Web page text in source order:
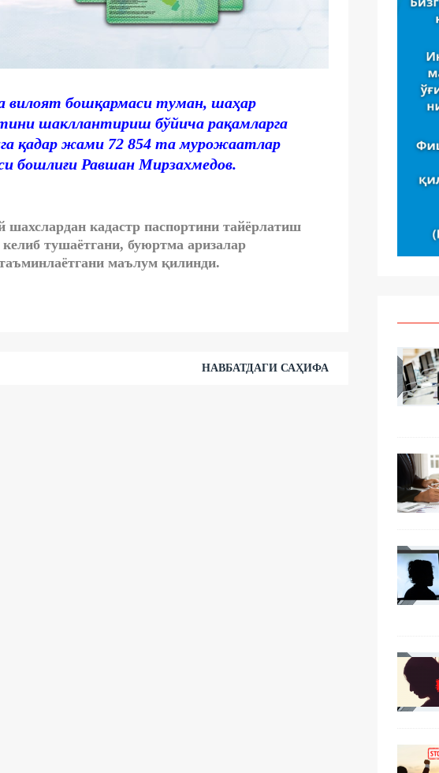
вилоят бошқармаси туман, шаҳар
шакллантириш бўйича рақамларга
қадар жами 72 854 та мурожаатлар
бошлиғи Равшан Мирзахмедов.
кадастр паспортини тайёрлатиш
тушаётгани, буюртма аризалар
маълум қилинди.
НАВБАТДАГИ САҲИФА